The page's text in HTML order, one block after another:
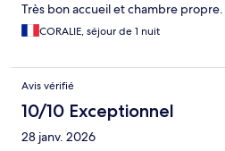
Très bon accueil et chambre propre.
CORALIE, séjour de 1 nuit
Avis vérifié
10/10 Exceptionnel
28 janv. 2026